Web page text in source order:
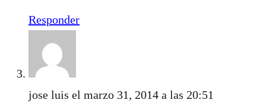
Responder
jose luis el marzo 31, 2014 a las 20:51